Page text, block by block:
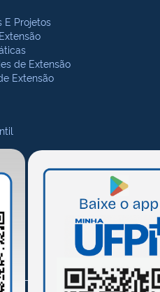
E Projetos
de Extensão
Extensão